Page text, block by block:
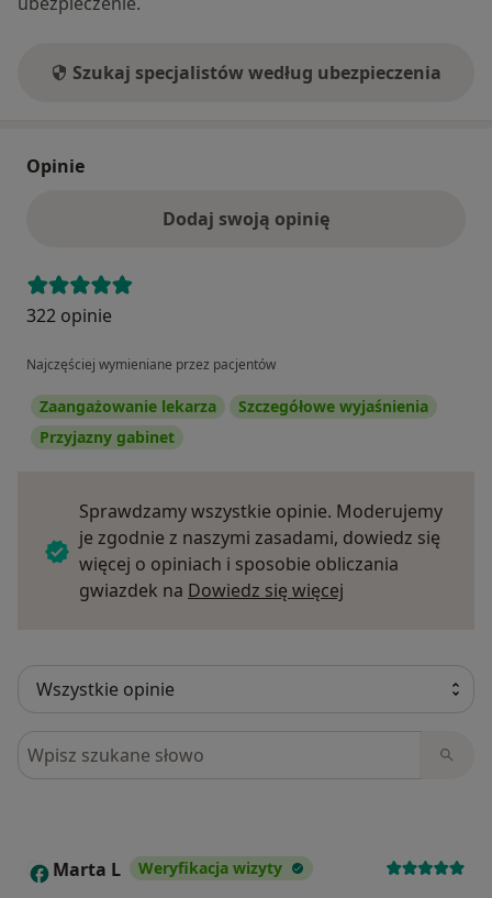
Szukaj specjalistów według ubezpieczenia
Opinie
Dodaj swoją opinię
322 opinie
Najczęściej wymieniane przez pacjentów
Zaangażowanie lekarza
Szczegółowe wyjaśnienia
Przyjazny gabinet
Sprawdzamy wszystkie opinie. Moderujemy
je zgodnie z naszymi zasadami, dowiedz się
więcej o opiniach i sposobie obliczania
gwiazdek na Dowiedz się więcej
Szukaj w opiniach
M Marta L Weryfikacja wizyty